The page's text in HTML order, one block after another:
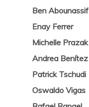
Ben Abounassif
Enay Ferrer
Michelle Prazak
Andrea Benítez
Patrick Tschudi
Oswaldo Vigas